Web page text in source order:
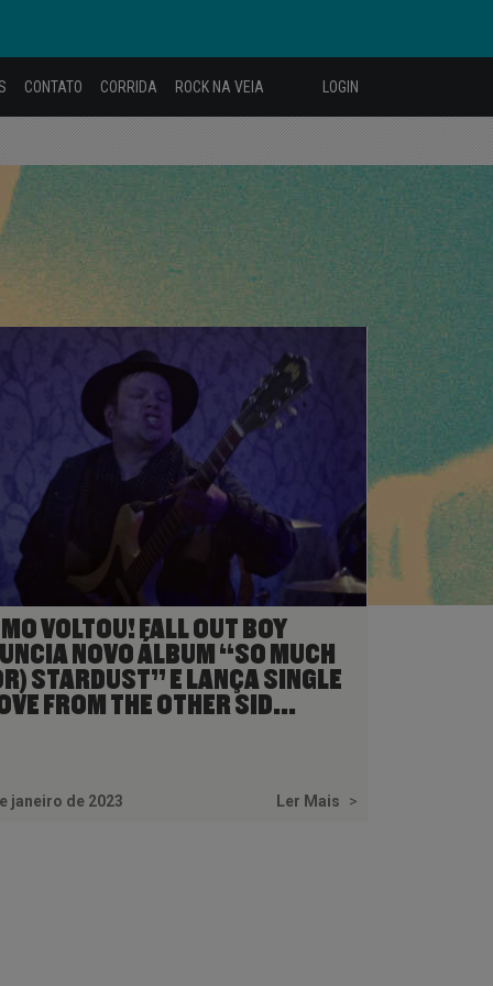
CONTATO CORRIDA ROCK NA VEIA LOGIN
VOLTOU! FALL OUT BOY
NOVO ÁLBUM “SO MUCH
STARDUST” E LANÇA SINGLE
FROM THE OTHER SID...
janeiro de 2023 Ler Mais >